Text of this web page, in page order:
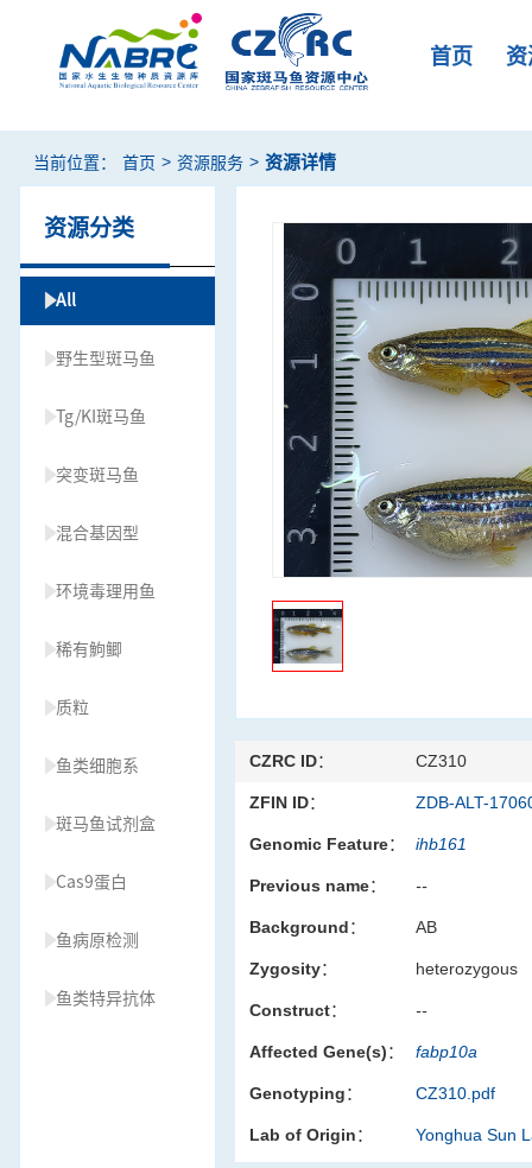
首页
当前位置： 首页 > 资源服务 > 资源详情
资源分类
All
野生型斑马鱼
Tg/KI斑马鱼
突变斑马鱼
混合基因型
环境毒理用鱼
稀有鮈鲫
质粒
鱼类细胞系
斑马鱼试剂盒
Cas9蛋白
鱼病原检测
鱼类特异抗体
CZRC ID： CZ310
ZFIN ID： ZDB-ALT-
Genomic Feature： ihb161
Previous name： --
Background： AB
Zygosity： heterozygous
Construct： --
Affected Gene(s)： fabp10a
Genotyping： CZ310.pdf
Lab of Origin： Yonghua Sun